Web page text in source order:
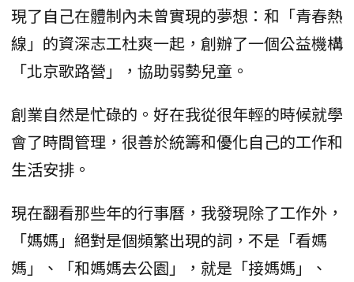
現了自己在體制內未曾實現的夢想：和「青春熱
線」的資深志工杜爽一起，創辦了一個公益機構
「北京歌路營」，協助弱勢兒童。
創業自然是忙碌的。好在我從很年輕的時候就學
會了時間管理，很善於統籌和優化自己的工作和
生活安排。
現在翻看那些年的行事曆，我發現除了工作外，
「媽媽」絕對是個頻繁出現的詞，不是「看媽
媽」、「和媽媽去公園」，就是「接媽媽」、